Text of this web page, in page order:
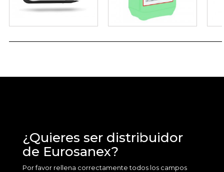
¿Quieres ser distribuidor
de Eurosanex?
Por favor rellena correctamente todos los campos